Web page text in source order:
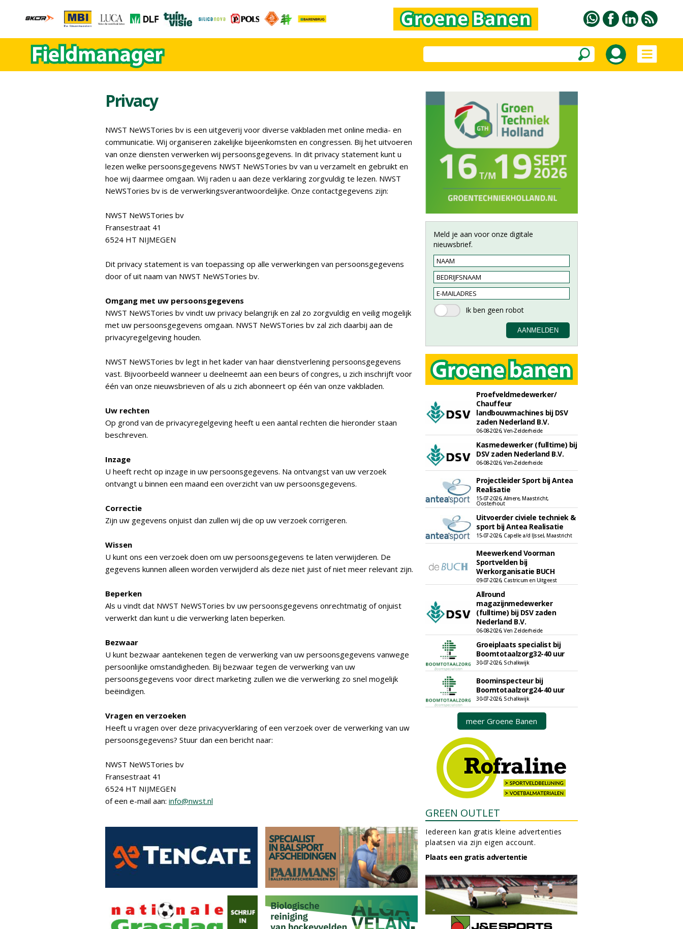
Privacy
NWST NeWSTories bv is een uitgeverij voor diverse vakbladen met online media- en
communicatie. Wij organiseren zakelijke bijeenkomsten en congressen. Bij het uitvoeren
van onze diensten verwerken wij persoonsgegevens. In dit privacy statement kunt u
lezen welke persoonsgegevens NWST NeWSTories bv van u verzamelt en gebruikt en
hoe wij daarmee omgaan. Wij raden u aan deze verklaring zorgvuldig te lezen. NWST
NeWSTories bv is de verwerkingsverantwoordelijke. Onze contactgegevens zijn:
NWST NeWSTories bv
Fransestraat 41
6524 HT NIJMEGEN
Dit privacy statement is van toepassing op alle verwerkingen van persoonsgegevens
door of uit naam van NWST NeWSTories bv.
Omgang met uw persoonsgegevens
NWST NeWSTories bv vindt uw privacy belangrijk en zal zo zorgvuldig en veilig mogelijk
met uw persoonsgegevens omgaan. NWST NeWSTories bv zal zich daarbij aan de
privacyregelgeving houden.
NWST NeWSTories bv legt in het kader van haar dienstverlening persoonsgegevens
vast. Bijvoorbeeld wanneer u deelneemt aan een beurs of congres, u zich inschrijft voor
één van onze nieuwsbrieven of als u zich abonneert op één van onze vakbladen.
Uw rechten
Op grond van de privacyregelgeving heeft u een aantal rechten die hieronder staan
beschreven.
Inzage
U heeft recht op inzage in uw persoonsgegevens. Na ontvangst van uw verzoek
ontvangt u binnen een maand een overzicht van uw persoonsgegevens.
Correctie
Zijn uw gegevens onjuist dan zullen wij die op uw verzoek corrigeren.
Wissen
U kunt ons een verzoek doen om uw persoonsgegevens te laten verwijderen. De
gegevens kunnen alleen worden verwijderd als deze niet juist of niet meer relevant zijn.
Beperken
Als u vindt dat NWST NeWSTories bv uw persoonsgegevens onrechtmatig of onjuist
verwerkt dan kunt u die verwerking laten beperken.
Bezwaar
U kunt bezwaar aantekenen tegen de verwerking van uw persoonsgegevens vanwege
persoonlijke omstandigheden. Bij bezwaar tegen de verwerking van uw
persoonsgegevens voor direct marketing zullen we die verwerking zo snel mogelijk
beëindigen.
Vragen en verzoeken
Heeft u vragen over deze privacyverklaring of een verzoek over de verwerking van uw
persoonsgegevens? Stuur dan een bericht naar:
NWST NeWSTories bv
Fransestraat 41
6524 HT NIJMEGEN
of een e-mail aan: info@nwst.nl
Meld je aan voor onze digitale
nieuwsbrief.
Proefveldmedewerker/
Chauffeur
landbouwmachines bij DSV
zaden Nederland B.V.
06-08-2026, Ven-Zelderheide
Kasmedewerker (fulltime) bij
DSV zaden Nederland B.V.
06-08-2026, Ven-Zelderheide
Projectleider Sport bij Antea
Realisatie
15-07-2026, Almere, Maastricht,
Oosterhout
Uitvoerder civiele techniek &
sport bij Antea Realisatie
15-07-2026, Capelle a/d IJssel, Maastricht
Meewerkend Voorman
Sportvelden bij
Werkorganisatie BUCH
09-07-2026, Castricum en Uitgeest
Allround
magazijnmedewerker
(fulltime) bij DSV zaden
Nederland B.V.
06-08-2026, Ven Zelderheide
Groeiplaats specialist bij
Boomtotaalzorg32-40 uur
30-07-2026, Schalkwijk
Boominspecteur bij
Boomtotaalzorg24-40 uur
30-07-2026, Schalkwijk
meer Groene Banen
GREEN OUTLET
Iedereen kan gratis kleine advertenties
plaatsen via zijn eigen account.
Plaats een gratis advertentie